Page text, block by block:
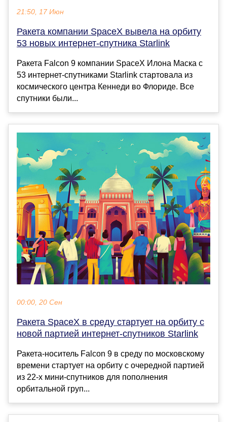
21:50, 17 Июн
Ракета компании SpaceX вывела на орбиту
53 новых интернет-спутника Starlink
Ракета Falcon 9 компании SpaceX Илона Маска с
53 интернет-спутниками Starlink стартовала из
космического центра Кеннеди во Флориде. Все
спутники были...
00:00, 20 Сен
Ракета SpaceX в среду стартует на орбиту с
новой партией интернет-спутников Starlink
Ракета-носитель Falcon 9 в среду по московскому
времени стартует на орбиту с очередной партией
из 22-х мини-спутников для пополнения
орбитальной груп...